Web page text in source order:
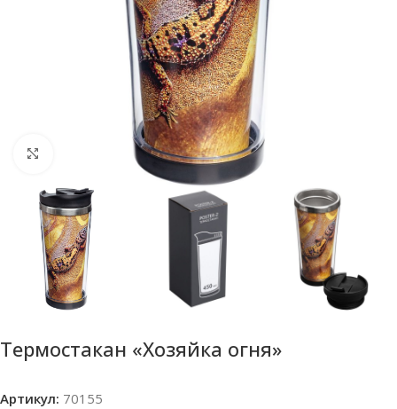
Нажмите, чтобы увеличить
Термостакан «Хозяйка огня»
Артикул: 70155